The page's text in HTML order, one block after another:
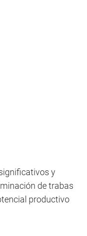
y
de trabas
productivo